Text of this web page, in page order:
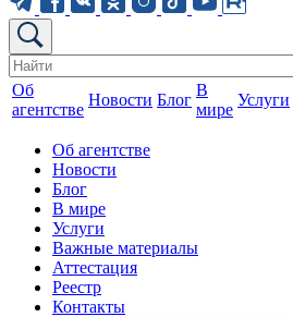
Об
агентстве
Новости Блог
В
мире
Услуги
Об агентстве
Новости
Блог
В мире
Услуги
Важные материалы
Аттестация
Реестр
Контакты